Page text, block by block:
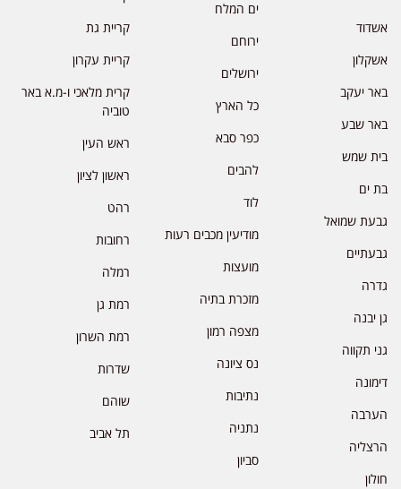
אשדוד
אשקלון
באר יעקב
באר שבע
בית שמש
בת ים
גבעת שמואל
גבעתיים
גדרה
גן יבנה
גני תקווה
דימונה
הערבה
הרצליה
חולון
ים המלח
ירוחם
ירושלים
כל הארץ
כפר סבא
להבים
לוד
מודיעין מכבים רעות
מועצות
מזכרת בתיה
מצפה רמון
נס ציונה
נתיבות
נתניה
סביון
קריית גת
קריית עקרון
קרית מלאכי ו-מ.א באר
טוביה
ראש העין
ראשון לציון
רהט
רחובות
רמלה
רמת גן
רמת השרון
שדרות
שוהם
תל אביב